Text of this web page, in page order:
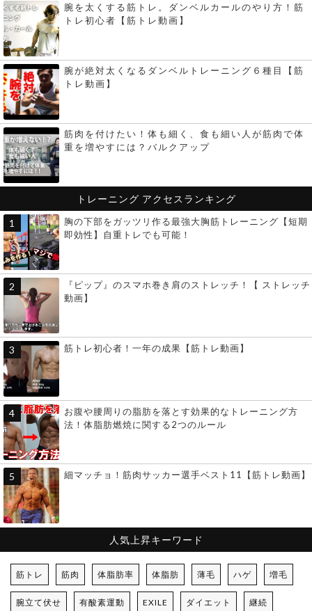
腕を太くする筋トレ。ダンベルカールのやり方！筋
トレ初心者【筋トレ動画】
腕が絶対太くなるダンベルトレーニング６種目【筋
トレ動画】
筋肉を付けたい！体も細く、食も細い人が筋肉で体
重を増やすには？バルクアップ
トレーニング アクセスランキング
胸の下部をガッツリ作る最強大胸筋トレーニング【短期
即効性】自重トレでも可能！
『ピップ』のスマホ巻き肩のストレッチ！【 ストレッチ
動画】
筋トレ初心者！一年の成果【筋トレ動画】
お腹や腰周りの脂肪を落とす効果的なトレーニング方
法！体脂肪燃焼に関する2つのルール
細マッチョ！筋肉サッカー選手ベスト11【筋トレ動画】
人気上昇キーワード
筋トレ 筋肉 体脂肪率 体脂肪 薄毛 ハゲ 増毛
腕立て伏せ 有酸素運動 EXILE ダイエット 継続